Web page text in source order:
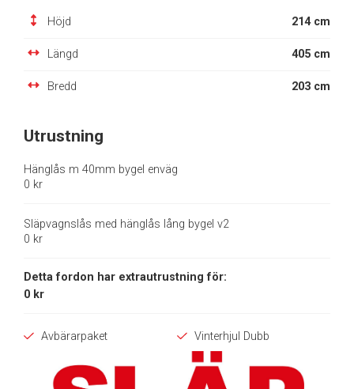
Höjd 214 cm
Längd 405 cm
Bredd 203 cm
Utrustning
Hänglås m 40mm bygel enväg
0 kr
Släpvagnslås med hänglås lång bygel v2
0 kr
Detta fordon har extrautrustning för:
0 kr
Avbärarpaket Vinterhjul Dubb